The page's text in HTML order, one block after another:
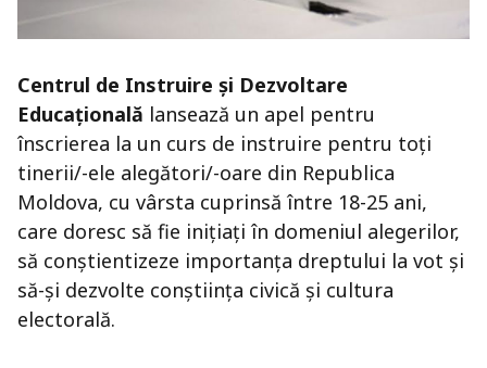
Centrul de Instruire și Dezvoltare
Educațională lansează un apel pentru
înscrierea la un curs de instruire pentru toți
tinerii/-ele alegători/-oare din Republica
Moldova, cu vârsta cuprinsă între 18-25 ani,
care doresc să fie inițiați în domeniul alegerilor,
să conștientizeze importanța dreptului la vot și
să-și dezvolte conştiinţa civică și cultura
electorală.